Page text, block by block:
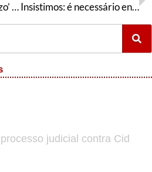
‘Pensando a Longo Prazo’ reúne artigos de Wladimir Pomar Insistimos: é necessário enfrentar a tutela militar
judicial contra Cid